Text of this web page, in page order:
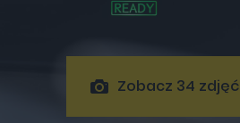
Zobacz 34 zdjęć